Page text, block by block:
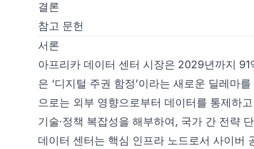
결론
참고 문헌
서론
아프리카 데이터 센터 시장은 2029년까지
은 ‘디지털 주권 함정’이라는 새로운 딜레마
으로는 외부 영향으로부터 데이터를 통제하
기술·정책 복잡성을 해부하여, 국가 간 전략
데이터 센터는 핵심 인프라 노드로서 사이버